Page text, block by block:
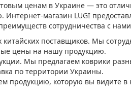
ценам в Украине — это
Интернет-магазин LUGI
сотрудничества с
китайских поставщиков. Мы
цены на нашу продукцию.
Мы предлагаем коврики
по территории Украины.
продукцию, которую вы видите в